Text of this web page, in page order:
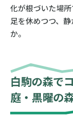
化が根づいた場
足を休めつつ、
か。
白駒の森で
庭・黒曜の